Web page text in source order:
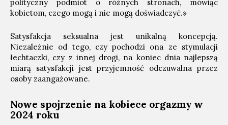
polityczny podmiot o różnych stronach, mówiąc
kobietom, czego mogą i nie mogą doświadczyć.»
Satysfakcja seksualna jest unikalną koncepcją.
Niezależnie od tego, czy pochodzi ona ze stymulacji
łechtaczki, czy z innej drogi, na koniec dnia najlepszą
miarą satysfakcji jest przyjemność odczuwalna przez
osoby zaangażowane.
Nowe spojrzenie na kobiece orgazmy w
2024 roku